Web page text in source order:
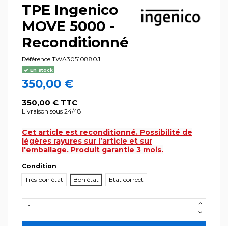
TPE Ingenico
MOVE 5000 -
Reconditionné
Référence TWA30510880J
En stock
350,00 €
350,00 € TTC
Livraison sous 24/48H
Cet article est reconditionné. Possibilité de
légères rayures sur l’article et sur
l'emballage. Produit garantie 3 mois.
Condition
Très bon état
Bon état Etat correct